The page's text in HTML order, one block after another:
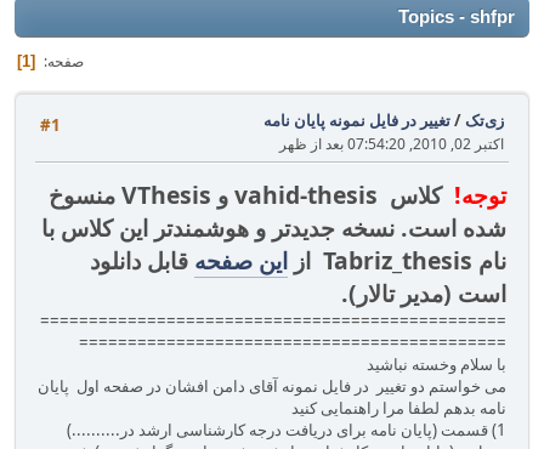
Topics - shfpr
صفحه 1
#1 زی‌تک/تغییر در فایل نمونه پایان نامه
اکتبر 02, 2010, 07:54:20 بعد از ظهر
توجه!
کلاس vahid-thesis و VThesis منسوخ
شده است. نسخه جدیدتر و هوشمندتر این کلاس با
نام Tabriz_thesis از
این صفحه قابل دانلود
است (مدیر تالار).
================================================
========================‎=‎===================
با سلام وخسته نباشید
می خواستم دو تغییر در فایل نمونه آقای دامن افشان در صفحه اول پایان
نامه بدهم لطفا مرا راهنمایی کنید
1) قسمت (پایان نامه برای دریافت درجه کارشناسی ارشد در..........)